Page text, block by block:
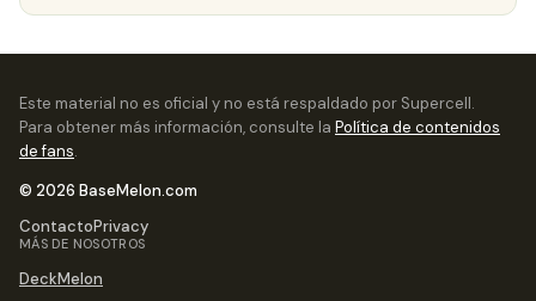
Este material no es oficial y no está respaldado por Supercell.
Para obtener más información, consulte la Política de contenidos
de fans.
© 2026 BaseMelon.com
ContactoPrivacy
MÁS DE NOSOTROS
DeckMelon